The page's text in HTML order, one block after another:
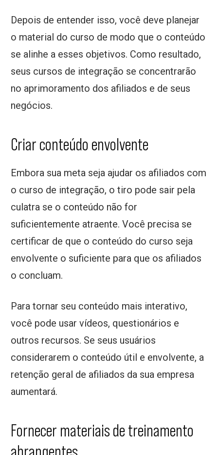
Depois de entender isso, você deve planejar
o material do curso de modo que o conteúdo
se alinhe a esses objetivos. Como resultado,
seus cursos de integração se concentrarão
no aprimoramento dos afiliados e de seus
negócios.
Criar conteúdo envolvente
Embora sua meta seja ajudar os afiliados com
o curso de integração, o tiro pode sair pela
culatra se o conteúdo não for
suficientemente atraente. Você precisa se
certificar de que o conteúdo do curso seja
envolvente o suficiente para que os afiliados
o concluam.
Para tornar seu conteúdo mais interativo,
você pode usar vídeos, questionários e
outros recursos. Se seus usuários
considerarem o conteúdo útil e envolvente, a
retenção geral de afiliados da sua empresa
aumentará.
Fornecer materiais de treinamento